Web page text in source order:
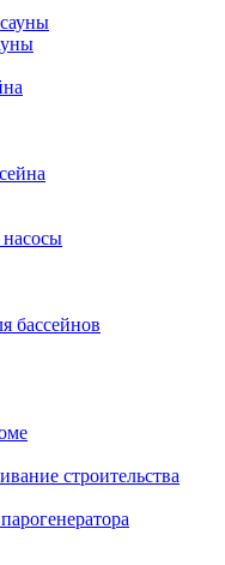
бассейнов
строительства